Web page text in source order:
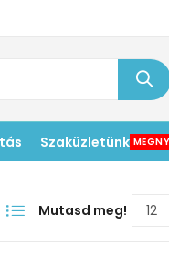
Szaküzletünk
Mutasd meg!